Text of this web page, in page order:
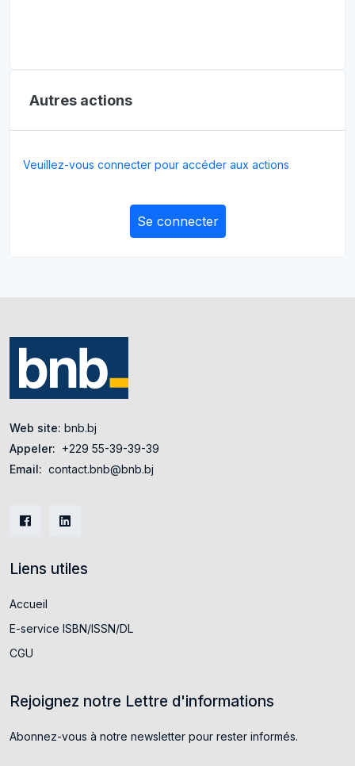
Autres actions
Veuillez-vous connecter pour accéder aux actions
Se connecter
Web site: bnb.bj
Appeler: +229 55-39-39-39
Email: contact.bnb@bnb.bj
Liens utiles
Accueil
E-service ISBN/ISSN/DL
CGU
Rejoignez notre Lettre d'informations
Abonnez-vous à notre newsletter pour rester informés.